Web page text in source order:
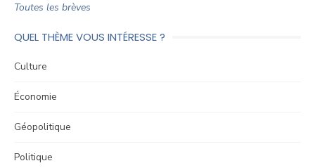
Toutes les brèves
QUEL THÈME VOUS INTÉRESSE ?
Culture
Économie
Géopolitique
Politique